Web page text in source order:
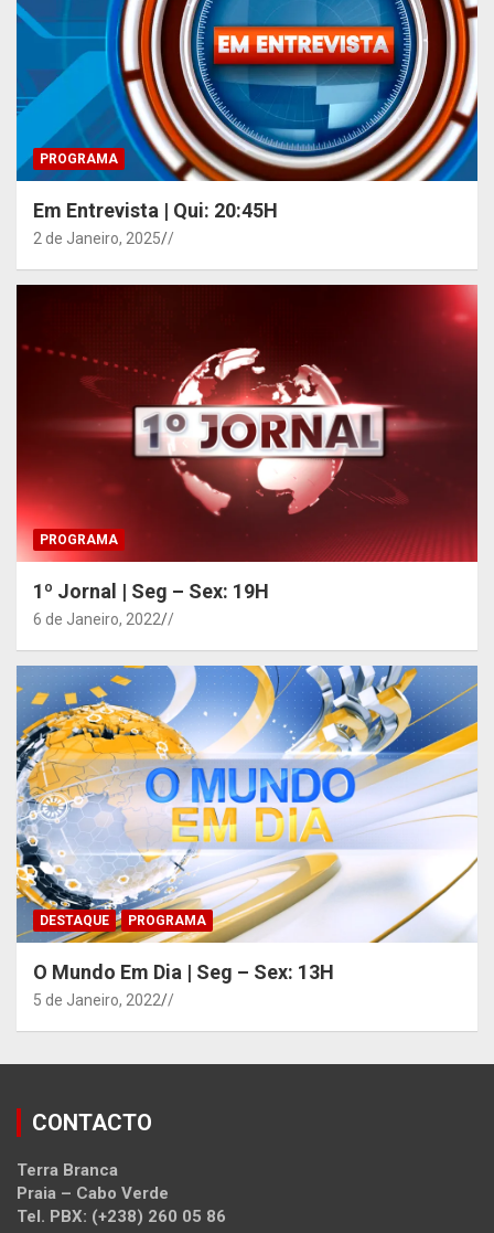
PROGRAMA
Em Entrevista | Qui: 20:45H
2 de Janeiro, 2025 /
PROGRAMA
1º Jornal | Seg – Sex: 19H
6 de Janeiro, 2022 /
DESTAQUE PROGRAMA
O Mundo Em Dia | Seg – Sex: 13H
5 de Janeiro, 2022 /
CONTACTO
Terra Branca
Praia – Cabo Verde
Tel. PBX: (+238) 260 05 86